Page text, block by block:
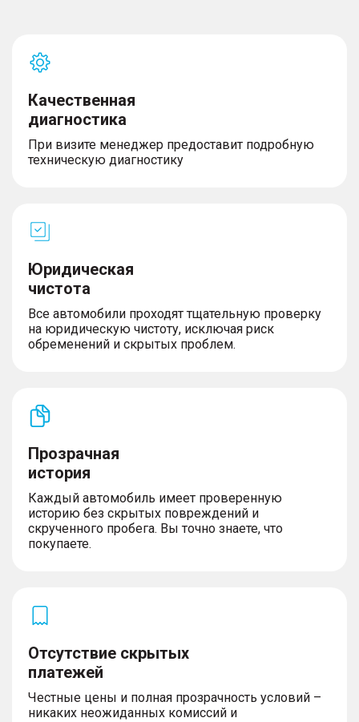
Качественная
диагностика
При визите менеджер предоставит подробную
техническую диагностику
Юридическая
чистота
Все автомобили проходят тщательную проверку
на юридическую чистоту, исключая риск
обременений и скрытых проблем.
Прозрачная
история
Каждый автомобиль имеет проверенную
историю без скрытых повреждений и
скрученного пробега. Вы точно знаете, что
покупаете.
Отсутствие скрытых
платежей
Честные цены и полная прозрачность условий –
никаких неожиданных комиссий и